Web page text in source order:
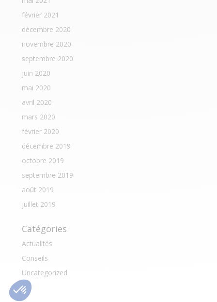
février 2021
décembre 2020
novembre 2020
septembre 2020
juin 2020
mai 2020
avril 2020
mars 2020
février 2020
décembre 2019
octobre 2019
septembre 2019
août 2019
juillet 2019
Catégories
Actualités
Conseils
Uncategorized